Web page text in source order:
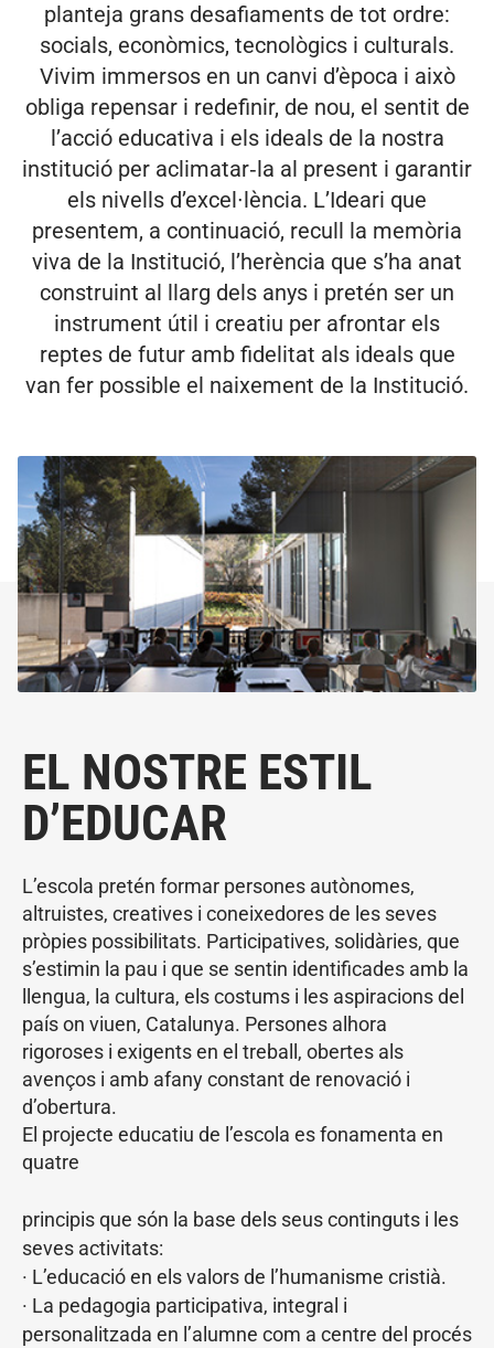
planteja grans desafiaments de tot ordre:
socials, econòmics, tecnològics i culturals.
Vivim immersos en un canvi d’època i això
obliga repensar i redefinir, de nou, el sentit de
l’acció educativa i els ideals de la nostra
institució per aclimatar‐la al present i garantir
els nivells d’excel∙lència. L’Ideari que
presentem, a continuació, recull la memòria
viva de la Institució, l’herència que s’ha anat
construint al llarg dels anys i pretén ser un
instrument útil i creatiu per afrontar els
reptes de futur amb fidelitat als ideals que
van fer possible el naixement de la Institució.
EL NOSTRE ESTIL
D’EDUCAR
L’escola pretén formar persones autònomes,
altruistes, creatives i coneixedores de les seves
pròpies possibilitats. Participatives, solidàries, que
s’estimin la pau i que se sentin identificades amb la
llengua, la cultura, els costums i les aspiracions del
país on viuen, Catalunya. Persones alhora
rigoroses i exigents en el treball, obertes als
avenços i amb afany constant de renovació i
d’obertura.
El projecte educatiu de l’escola es fonamenta en
quatre
principis que són la base dels seus continguts i les
seves activitats:
· L’educació en els valors de l’humanisme cristià.
· La pedagogia participativa, integral i
personalitzada en l’alumne com a centre del procés